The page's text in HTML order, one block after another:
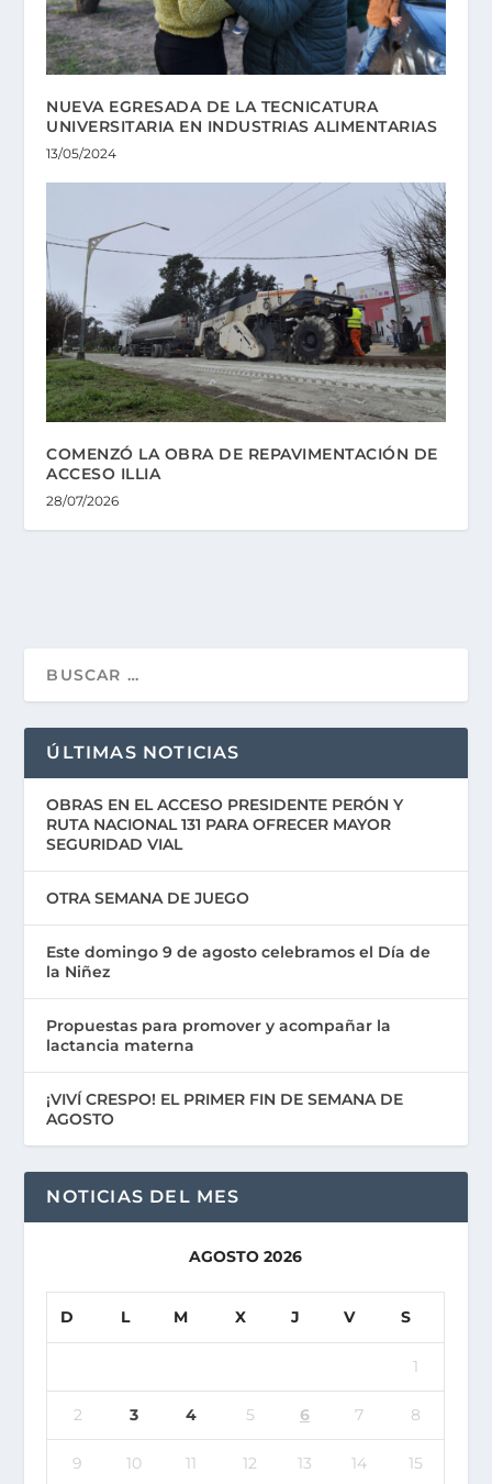
NUEVA EGRESADA DE LA TECNICATURA
UNIVERSITARIA EN INDUSTRIAS ALIMENTARIAS
13/05/2024
COMENZÓ LA OBRA DE REPAVIMENTACIÓN DE
ACCESO ILLIA
28/07/2026
ÚLTIMAS NOTICIAS
OBRAS EN EL ACCESO PRESIDENTE PERÓN Y
RUTA NACIONAL 131 PARA OFRECER MAYOR
SEGURIDAD VIAL
OTRA SEMANA DE JUEGO
Este domingo 9 de agosto celebramos el Día de
la Niñez
Propuestas para promover y acompañar la
lactancia materna
¡VIVÍ CRESPO! EL PRIMER FIN DE SEMANA DE
AGOSTO
NOTICIAS DEL MES
AGOSTO 2026
D L M X J V S
1
2 3 4 5 6 7 8
9 10 11 12 13 14 15